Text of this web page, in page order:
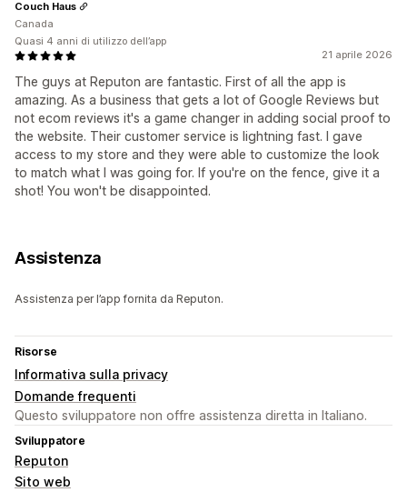
21 aprile 2026
The guys at Reputon are fantastic. First of all the app is
amazing. As a business that gets a lot of Google Reviews but
not ecom reviews it's a game changer in adding social proof to
the website. Their customer service is lightning fast. I gave
access to my store and they were able to customize the look
to match what I was going for. If you're on the fence, give it a
shot! You won't be disappointed.
Couch Haus
Canada
Quasi 4 anni di utilizzo dell’app
Assistenza
Assistenza per l’app fornita da Reputon.
Risorse
Informativa sulla privacy
Domande frequenti
Questo sviluppatore non offre assistenza diretta in Italiano.
Sviluppatore
Reputon
Sito web